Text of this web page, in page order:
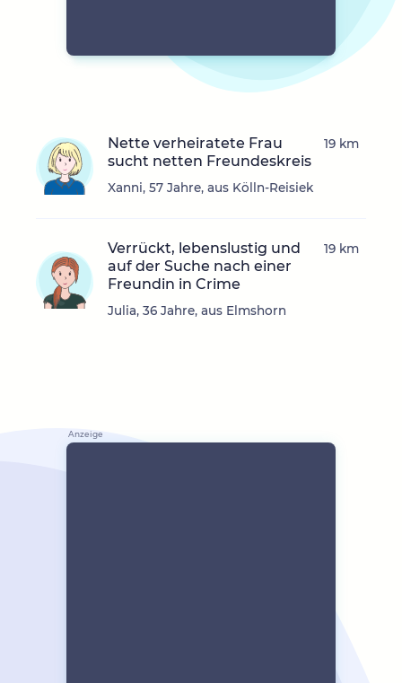
Nette verheiratete Frau
sucht netten Freundeskreis
Xanni, 57 Jahre, aus Kölln-Reisiek
19 km
Verrückt, lebenslustig und
auf der Suche nach einer
Freundin in Crime
Julia, 36 Jahre, aus Elmshorn
19 km